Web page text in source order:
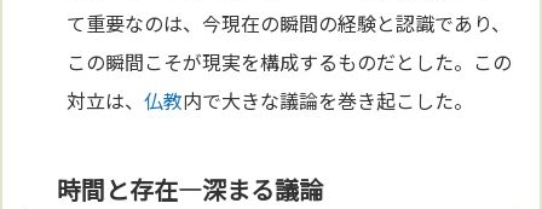
て重要なのは、今現在の瞬間の経験と認識であり、
この瞬間こそが現実を構成するものだとした。この
対立は、仏教内で大きな議論を巻き起こした。
時間と存在―深まる議論